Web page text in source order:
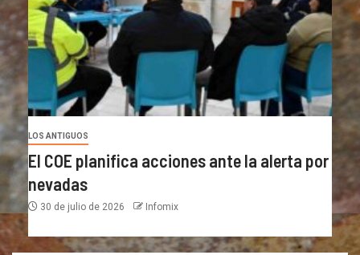
LOS ANTIGUOS
El COE planifica acciones ante la alerta por
nevadas
30 de julio de 2026 Infomix